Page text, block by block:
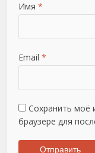
Имя *
Email *
Сохранить моё
браузере для